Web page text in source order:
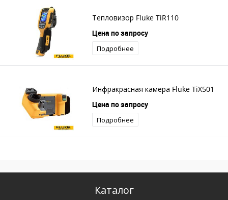
Тепловизор Fluke TiR110
Цена по запросу
Подробнее
Инфракрасная камера Fluke TiX501
Цена по запросу
Подробнее
Каталог